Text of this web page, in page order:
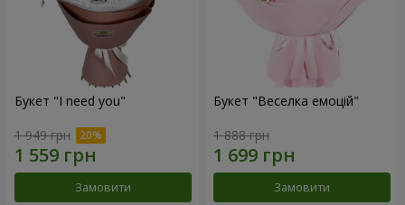
Букет "I need you"
1 949 грн
Замовити
Букет "Веселка емоцій"
1 888 грн
Замовити